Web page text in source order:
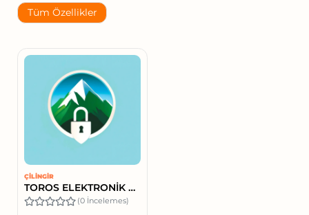
Tüm Özellikler
ÇILINGIR
TOROS ELEKTRONİK ANAHTAR
(0 İncelemes)